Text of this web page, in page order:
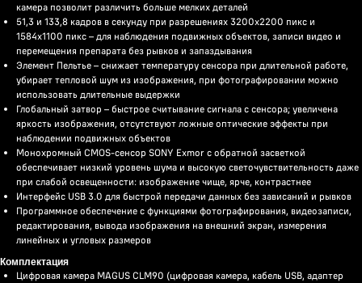
камера позволит различить больше мелких деталей
51,3 и 133,8 кадров в секунду при разрешениях 3200x2200 пикс и
1584x1100 пикс – для наблюдения подвижных объектов, записи видео и
перемещения препарата без рывков и запаздывания
Элемент Пельтье – снижает температуру сенсора при длительной работе,
убирает тепловой шум из изображения, при фотографировании можно
использовать длительные выдержки
Глобальный затвор – быстрое считывание сигнала с сенсора; увеличена
яркость изображения, отсутствуют ложные оптические эффекты при
наблюдении подвижных объектов
Монохромный CMOS-сенсор SONY Exmor с обратной засветкой
обеспечивает низкий уровень шума и высокую светочувствительность даже
при слабой освещенности: изображение чище, ярче, контрастнее
Интерфейс USB 3.0 для быстрой передачи данных без зависаний и рывков
Программное обеспечение с функциями фотографирования, видеозаписи,
редактирования, вывода изображения на внешний экран, измерения
линейных и угловых размеров
Комплектация
Цифровая камера MAGUS CLM90 (цифровая камера, кабель USB, адаптер